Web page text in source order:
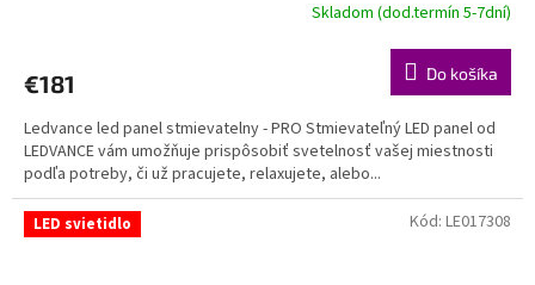
Skladom (dod.termín 5-7dní)
€181 Do košíka
Ledvance led panel stmievatelny - PRO Stmievateľný LED panel od
LEDVANCE vám umožňuje prispôsobiť svetelnosť vašej miestnosti
podľa potreby, či už pracujete, relaxujete, alebo...
LED svietidlo Kód: LE017308